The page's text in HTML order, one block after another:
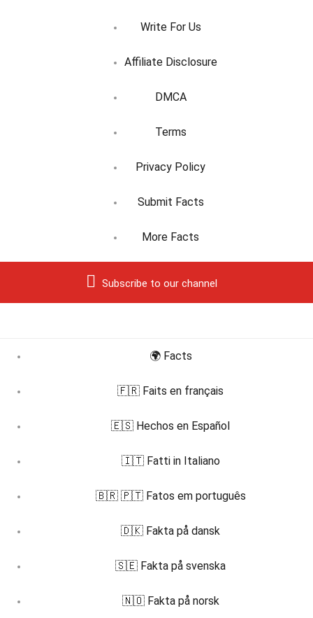
Write For Us
Affiliate Disclosure
DMCA
Terms
Privacy Policy
Submit Facts
More Facts
Subscribe to our channel
🌍 Facts
🇫🇷 Faits en français
🇪🇸 Hechos en Español
🇮🇹 Fatti in Italiano
🇧🇷 🇵🇹 Fatos em português
🇩🇰 Fakta på dansk
🇸🇪 Fakta på svenska
🇳🇴 Fakta på norsk